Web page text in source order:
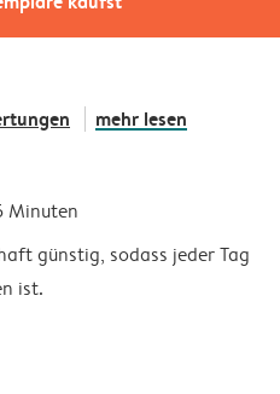
mehr lesen
Minuten
günstig, sodass jeder Tag
ist.